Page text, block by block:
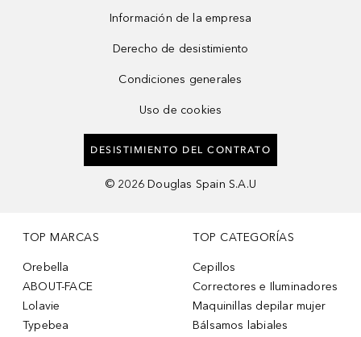
Información de la empresa
Derecho de desistimiento
Condiciones generales
Uso de cookies
DESISTIMIENTO DEL CONTRATO
© 2026 Douglas Spain S.A.U
TOP MARCAS
Orebella
ABOUT-FACE
Lolavie
Typebea
TOP CATEGORÍAS
Cepillos
Correctores e Iluminadores
Maquinillas depilar mujer
Bálsamos labiales